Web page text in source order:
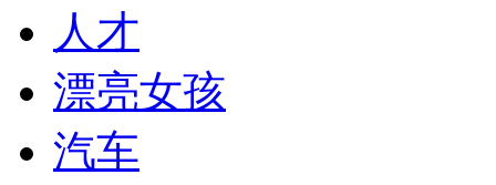
人才
漂亮女孩
汽车